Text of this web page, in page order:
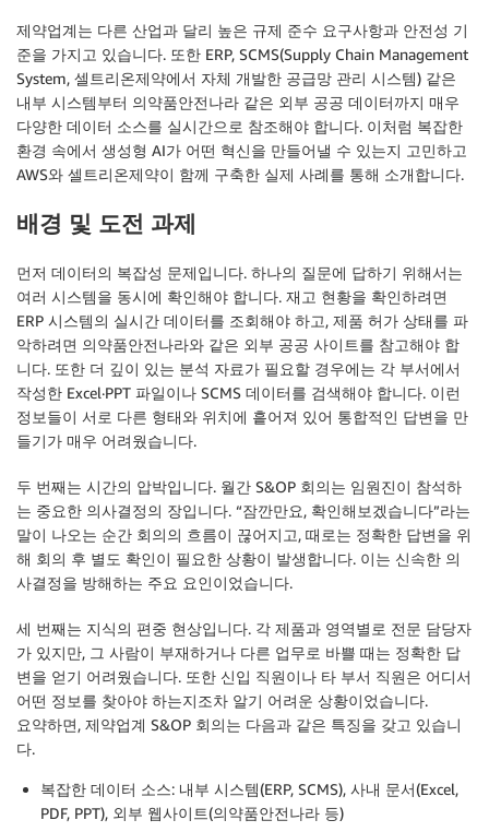
제약업계는 다른 산업과 달리 높은 규제 준수 요구사항과 안전성 기
준을 가지고 있습니다. 또한 ERP, SCMS(Supply Chain Management
System, 셀트리온제약에서 자체 개발한 공급망 관리 시스템) 같은
내부 시스템부터 의약품안전나라 같은 외부 공공 데이터까지 매우
다양한 데이터 소스를 실시간으로 참조해야 합니다. 이처럼 복잡한
환경 속에서 생성형 AI가 어떤 혁신을 만들어낼 수 있는지 고민하고
AWS와 셀트리온제약이 함께 구축한 실제 사례를 통해 소개합니다.
배경 및 도전 과제
먼저 데이터의 복잡성 문제입니다. 하나의 질문에 답하기 위해서는
여러 시스템을 동시에 확인해야 합니다. 재고 현황을 확인하려면
ERP 시스템의 실시간 데이터를 조회해야 하고, 제품 허가 상태를 파
악하려면 의약품안전나라와 같은 외부 공공 사이트를 참고해야 합
니다. 또한 더 깊이 있는 분석 자료가 필요할 경우에는 각 부서에서
작성한 Excel·PPT 파일이나 SCMS 데이터를 검색해야 합니다. 이런
정보들이 서로 다른 형태와 위치에 흩어져 있어 통합적인 답변을 만
들기가 매우 어려웠습니다.
두 번째는 시간의 압박입니다. 월간 S&OP 회의는 임원진이 참석하
는 중요한 의사결정의 장입니다. “잠깐만요, 확인해보겠습니다”라는
말이 나오는 순간 회의의 흐름이 끊어지고, 때로는 정확한 답변을 위
해 회의 후 별도 확인이 필요한 상황이 발생합니다. 이는 신속한 의
사결정을 방해하는 주요 요인이었습니다.
세 번째는 지식의 편중 현상입니다. 각 제품과 영역별로 전문 담당자
가 있지만, 그 사람이 부재하거나 다른 업무로 바쁠 때는 정확한 답
변을 얻기 어려웠습니다. 또한 신입 직원이나 타 부서 직원은 어디서
어떤 정보를 찾아야 하는지조차 알기 어려운 상황이었습니다.
요약하면, 제약업계 S&OP 회의는 다음과 같은 특징을 갖고 있습니
다.
복잡한 데이터 소스: 내부 시스템(ERP, SCMS), 사내 문서(Excel,
PDF, PPT), 외부 웹사이트(의약품안전나라 등)